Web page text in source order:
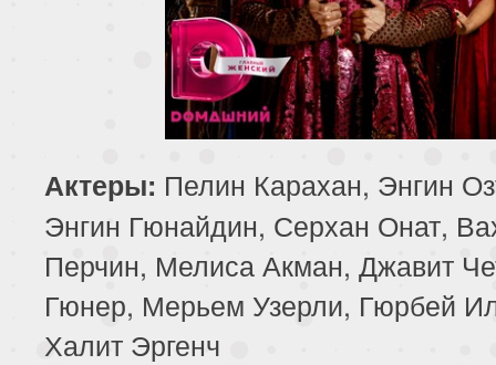
Актеры: Пелин Карахан, Энгин
Энгин Гюнайдин, Серхан Онат,
Перчин, Мелиса Акман, Джавит
Гюнер, Мерьем Узерли, Гюрбей
Халит Эргенч